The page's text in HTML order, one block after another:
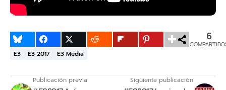
6
E3 E3 2017 E3 Media
Publicación previa Siguiente publicación